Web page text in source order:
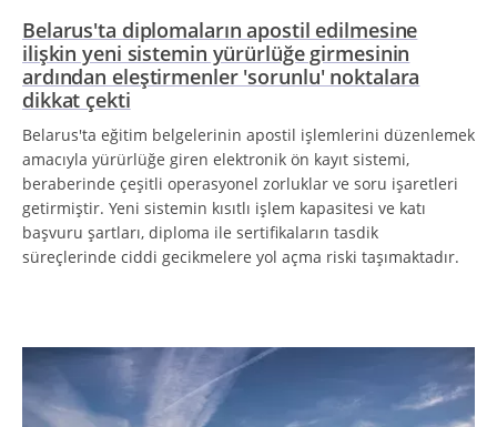
Belarus'ta diplomaların apostil edilmesine
ilişkin yeni sistemin yürürlüğe girmesinin
ardından eleştirmenler 'sorunlu' noktalara
dikkat çekti
Belarus'ta eğitim belgelerinin apostil işlemlerini düzenlemek
amacıyla yürürlüğe giren elektronik ön kayıt sistemi,
beraberinde çeşitli operasyonel zorluklar ve soru işaretleri
getirmiştir. Yeni sistemin kısıtlı işlem kapasitesi ve katı
başvuru şartları, diploma ile sertifikaların tasdik
süreçlerinde ciddi gecikmelere yol açma riski taşımaktadır.